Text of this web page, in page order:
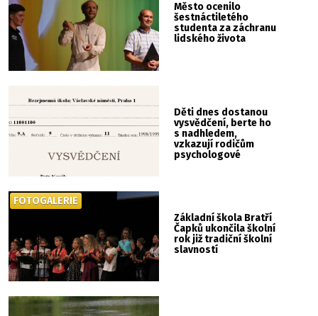
Město ocenilo
šestnáctiletého
studenta za záchranu
lidského života
Děti dnes dostanou
vysvědčení, berte ho
s nadhledem,
vzkazují rodičům
psychologové
Základní škola Bratří
Čapků ukončila školní
rok již tradiční školní
slavností
FOTOGALERIE